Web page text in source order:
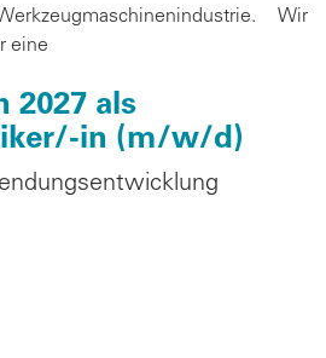
2027 als
in (m/w/d)
Wir
eine